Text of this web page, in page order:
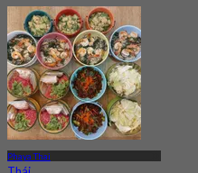
Phaya Thai